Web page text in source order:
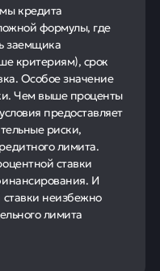
кредита
формулы, где
заемщика
критериям), срок
Особое значение
Чем выше проценты
предоставляет
риски,
лимита.
ставки
И
неизбежно
лимита